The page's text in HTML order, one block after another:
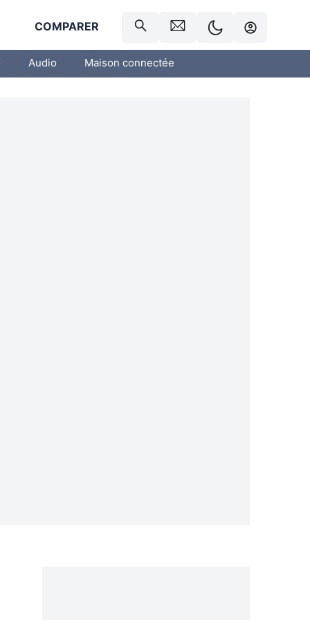
COMPARER
Audio Maison connectée